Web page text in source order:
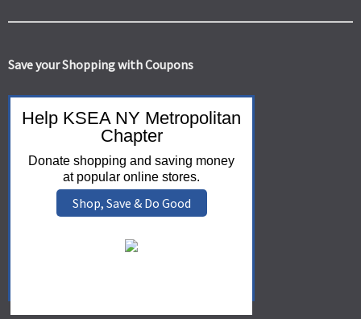
Save your Shopping with Coupons
Help KSEA NY Metropolitan
Chapter
Donate shopping and saving money
at popular online stores.
Shop, Save & Do Good